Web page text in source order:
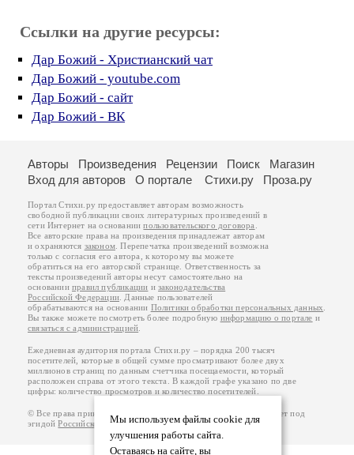
Ссылки на другие ресурсы:
Дар Божий - Христианский чат
Дар Божий - youtube.com
Дар Божий - сайт
Дар Божий - ВК
Мы используем файлы cookie для
улучшения работы сайта.
Оставаясь на сайте, вы
Авторы Произведения Рецензии Поиск
Магазин
Вход для авторов
О портале Стихи.ру Проза.ру
Портал Стихи.ру предоставляет авторам возможность
свободной публикации своих литературных произведений в
сети Интернет на основаниипользовательского договора
Все авторские права на произведения принадлежат авторам
и охраняются законом . Перепечатка произведений возможна
только с согласия его автора, к которому вы можете
обратиться на его авторской странице. Ответственность за
тексты произведений авторы несут самостоятельно на
основанииправил публикации изаконодательства
Российской Федерации . Данные пользователей
обрабатываются на основании Политики обработки персональных данных
Вы также можете посмотреть более подробную информацию о портале и
связаться с администрацией
Ежедневная аудитория портала Стихи.ру – порядка 200 тысяч
посетителей, которые в общей сумме просматривают более двух
миллионов страниц по данным счетчика посещаемости, который
расположен справа от этого текста. В каждой графе указано по две
цифры: количество просмотров и количество посетителей.
© Все права принадлежат авторам, 2000-2026. Портал работает под
эгидойРоссийского союза писателей.18+